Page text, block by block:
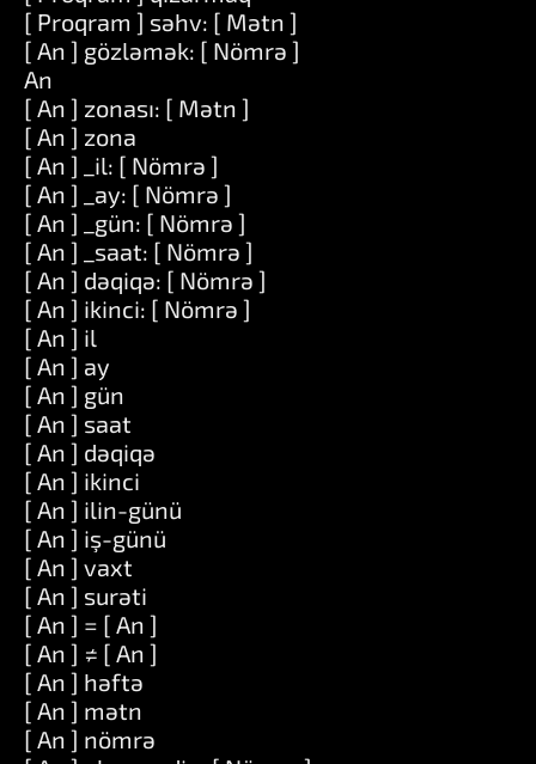
[ Proqram ] səhv: [ Mətn ]
[ An ] gözləmək: [ Nömrə ]
An
[ An ] zonası: [ Mətn ]
[ An ] zona
[ An ] _il: [ Nömrə ]
[ An ] _ay: [ Nömrə ]
[ An ] _gün: [ Nömrə ]
[ An ] _saat: [ Nömrə ]
[ An ] dəqiqə: [ Nömrə ]
[ An ] ikinci: [ Nömrə ]
[ An ] il
[ An ] ay
[ An ] gün
[ An ] saat
[ An ] dəqiqə
[ An ] ikinci
[ An ] ilin-günü
[ An ] iş-günü
[ An ] vaxt
[ An ] surəti
[ An ] = [ An ]
[ An ] ≠ [ An ]
[ An ] həftə
[ An ] mətn
[ An ] nömrə